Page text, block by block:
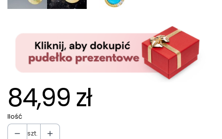
84,99 zł
Ilość
szt.